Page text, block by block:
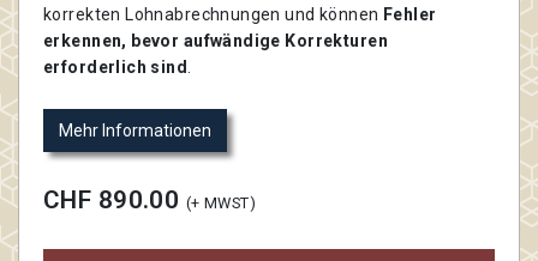
korrekten Lohnabrechnungen und können Fehler
erkennen, bevor aufwändige Korrekturen
erforderlich sind
Mehr Informationen
CHF 890.00 (+ MWST)